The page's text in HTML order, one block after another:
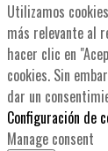
Utilizamos
más relevante al
hacer clic en
cookies. Sin
dar un
Configuración de
Manage consent